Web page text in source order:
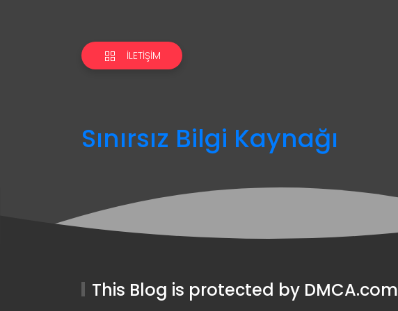
İLETIŞIM
Sınırsız Bilgi Kaynağı
This Blog is protected by DMCA.com